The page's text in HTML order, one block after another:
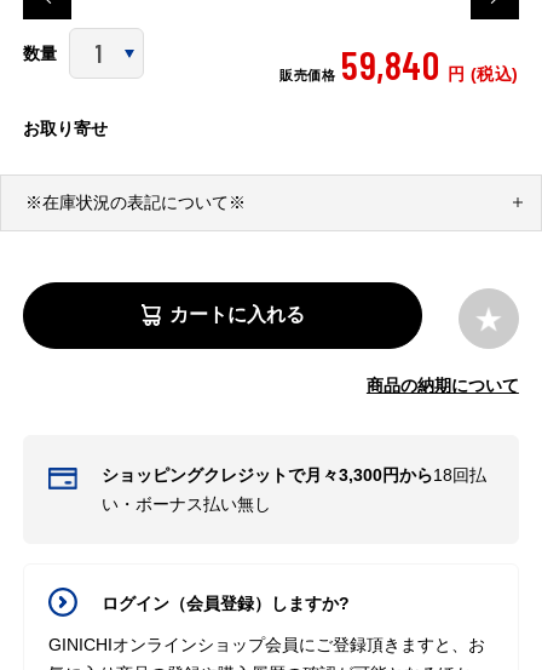
数量
販売価格 59,840 円 (税込)
お取り寄せ
※在庫状況の表記について※
カートに入れる
商品の納期について
ショッピングクレジットで月々3,300円から18回払
い・ボーナス払い無し
ログイン（会員登録）しますか?
GINICHIオンラインショップ会員にご登録頂きますと、お